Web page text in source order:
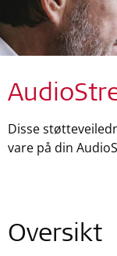
Disse
vare på din
Oversikt